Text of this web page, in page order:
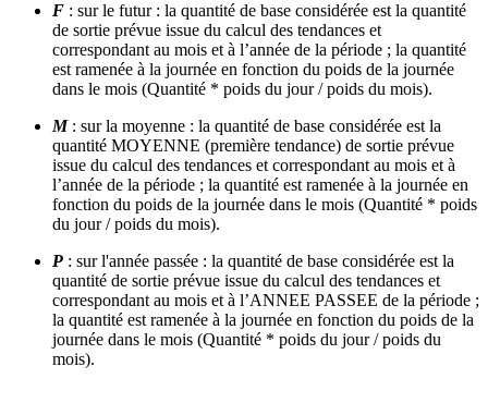
F : sur le futur : la quantité de base considérée est la quantité
de sortie prévue issue du calcul des tendances et
correspondant au mois et à l’année de la période ; la quantité
est ramenée à la journée en fonction du poids de la journée
dans le mois (Quantité * poids du jour / poids du mois).
M: sur la moyenne : la quantité de base considérée est la
quantité MOYENNE (première tendance) de sortie prévue
issue du calcul des tendances et correspondant au mois et à
l’année de la période ; la quantité est ramenée à la journée en
fonction du poids de la journée dans le mois (Quantité * poids
du jour / poids du mois).
P : sur l'année passée : la quantité de base considérée est la
quantité de sortie prévue issue du calcul des tendances et
correspondant au mois et à l’ANNEE PASSEE de la période ;
la quantité est ramenée à la journée en fonction du poids de la
journée dans le mois (Quantité * poids du jour / poids du
mois).